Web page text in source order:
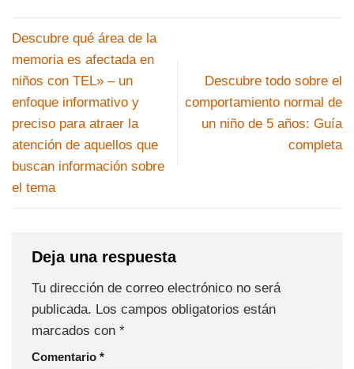
Descubre qué área de la
memoria es afectada en
niños con TEL» – un
enfoque informativo y
preciso para atraer la
atención de aquellos que
buscan información sobre
el tema
Descubre todo sobre el
comportamiento normal de
un niño de 5 años: Guía
completa
Deja una respuesta
Tu dirección de correo electrónico no será
publicada. Los campos obligatorios están
marcados con *
Comentario *